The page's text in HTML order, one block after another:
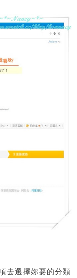
去選擇妳要的分類